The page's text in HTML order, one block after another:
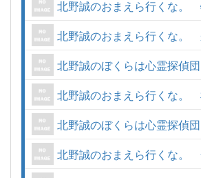
北野誠のおまえら行くな
北野誠のおまえら行くな。
北野誠のぼくらは心霊探偵
北野誠のおまえら行くな。
北野誠のぼくらは心霊探偵
北野誠のおまえら行くな。